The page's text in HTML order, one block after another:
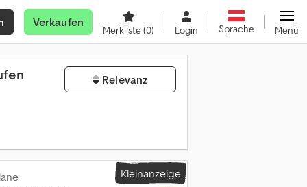
Verkaufen
Merkliste(0) Login Sprache Menü
Relevanz
Kleinanzeige